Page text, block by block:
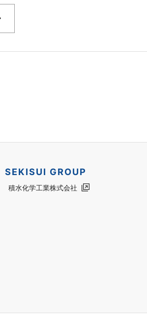
SEKISUI GROUP
積水化学工業株式会社